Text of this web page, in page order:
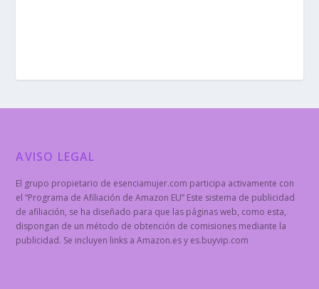
AVISO LEGAL
El grupo propietario de esenciamujer.com participa activamente con
el “Programa de Afiliación de Amazon EU” Este sistema de publicidad
de afiliación, se ha diseñado para que las páginas web, como esta,
dispongan de un método de obtención de comisiones mediante la
publicidad. Se incluyen links a Amazon.es y es.buyvip.com